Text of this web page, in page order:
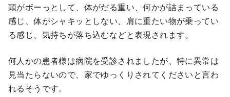
頭がボーっとして、体がだる重い、何かが詰まっている
感じ、体がシャキッとしない、肩に重たい物が乗ってい
る感じ、気持ちが落ち込むなどと表現されます。
何人かの患者様は病院を受診されましたが、特に異常は
見当たらないので、家でゆっくりされてくださいと言わ
れるそうです。